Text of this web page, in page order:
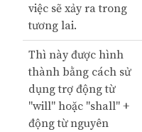
việc sẽ xảy ra trong
tương lai.
Thì này được hình
thành bằng cách sử
dụng trợ động từ
"will" hoặc "shall" +
động từ nguyên